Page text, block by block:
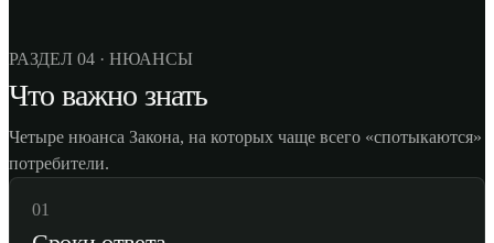
РАЗДЕЛ 04 · НЮАНСЫ
Что важно знать
Четыре нюанса Закона, на которых чаще всего «спотыкаются»
потребители.
01